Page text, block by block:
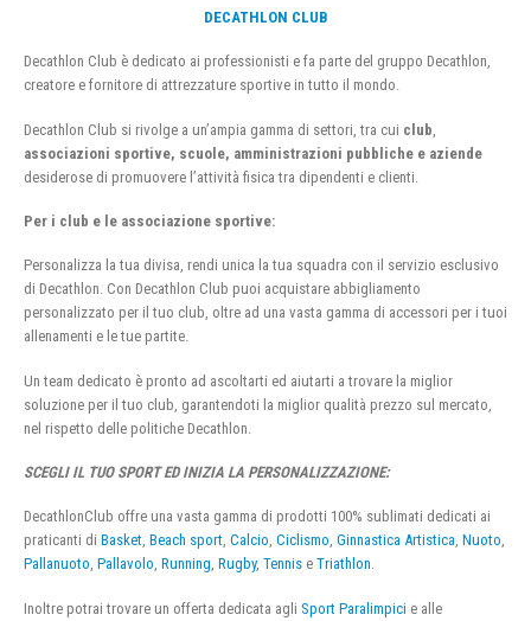
DECATHLON CLUB
Decathlon Club è dedicato ai professionisti e fa parte del gruppo Decathlon,
creatore e fornitore di attrezzature sportive in tutto il mondo.
Decathlon Club si rivolge a un’ampia gamma di settori, tra cui club
associazioni sportive, scuole, amministrazioni pubbliche e aziende
desiderose di promuovere l’attività fisica tra dipendenti e clienti.
Per i club e le associazione sportive:
Personalizza la tua divisa, rendi unica la tua squadra con il servizio esclusivo
di Decathlon. Con Decathlon Club puoi acquistare abbigliamento
personalizzato per il tuo club, oltre ad una vasta gamma di accessori per i tuoi
allenamenti e le tue partite.
Un team dedicato è pronto ad ascoltarti ed aiutarti a trovare la miglior
soluzione per il tuo club, garantendoti la miglior qualità prezzo sul mercato,
nel rispetto delle politiche Decathlon.
SCEGLI IL TUO SPORT ED INIZIA LA PERSONALIZZAZIONE:
DecathlonClub offre una vasta gamma di prodotti 100% sublimati dedicati ai
praticanti di Basket, Beach sport, Calcio, Ciclismo, Ginnastica Artistica, Nuoto,
Pallanuoto, Pallavolo, Running, Rugby, Tennis e Triathlon.
Inoltre potrai trovare un offerta dedicata agli Sport Paralimpici e alle